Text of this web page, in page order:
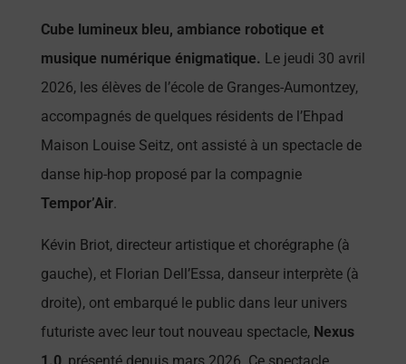
Cube lumineux bleu, ambiance robotique et
musique numérique énigmatique. Le jeudi 30 avril
2026, les élèves de l’école de Granges-Aumontzey,
accompagnés de quelques résidents de l’Ehpad
Maison Louise Seitz, ont assisté à un spectacle de
danse hip-hop proposé par la compagnie
Tempor’Air.
Kévin Briot, directeur artistique et chorégraphe (à
gauche), et Florian Dell’Essa, danseur interprète (à
droite), ont embarqué le public dans leur univers
futuriste avec leur tout nouveau spectacle, Nexus